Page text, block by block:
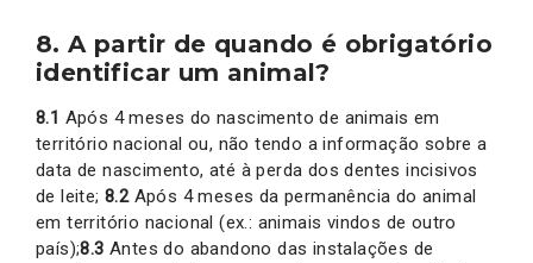
8. A partir de quando é obrigatório
identificar um animal?
8.1 Após 4 meses do nascimento de animais em
território nacional ou, não tendo a informação sobre a
data de nascimento, até à perda dos dentes incisivos
de leite;8.2Após 4 meses da permanência do animal
em território nacional (ex.: animais vindos de outro
país);8.3 Antes do abandono das instalações de